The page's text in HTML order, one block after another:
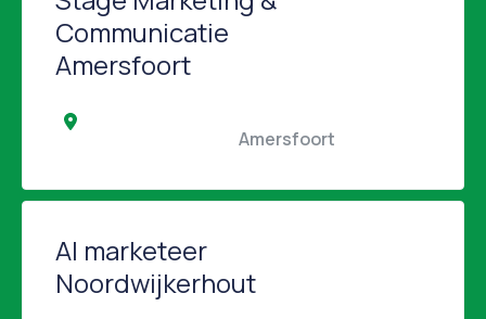
Communicatie
Amersfoort
AI marketeer
Noordwijkerhout